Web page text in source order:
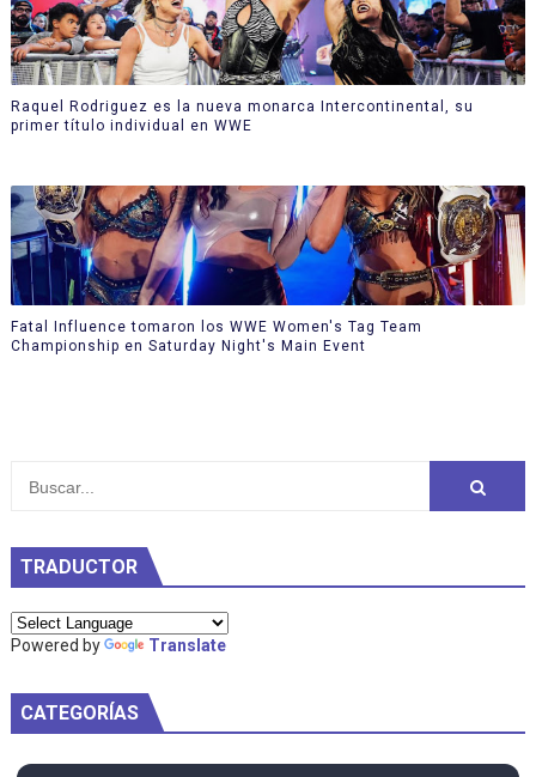
Raquel Rodriguez es la nueva monarca Intercontinental, su
primer título individual en WWE
Fatal Influence tomaron los WWE Women's Tag Team
Championship en Saturday Night's Main Event
TRADUCTOR
Powered by Translate
CATEGORÍAS